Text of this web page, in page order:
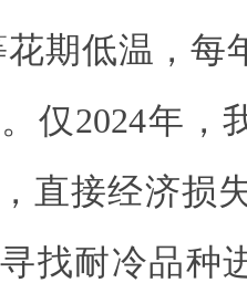
花期低温，
仅2024年，
直接经济损
找耐冷品种